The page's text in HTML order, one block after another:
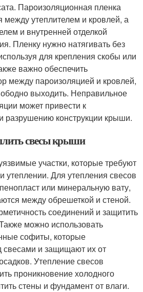
Пароизоляционная пленка
между утеплителем и кровлей, а
и внутренней отделкой
Пленку нужно натягивать без
для крепления скобы или
важно обеспечить
между пароизоляцией и кровлей,
выходить. Неправильное
может привести к
разрушению конструкции крыши.
свесы крыши
участки, которые требуют
утеплении. Для утепления свесов
или минеральную вату,
между обрешеткой и стеной.
соединений и защитить
можно использовать
софиты, которые
свесами и защищают их от
Утепление свесов
проникновение холодного
стены и фундамент от влаги.